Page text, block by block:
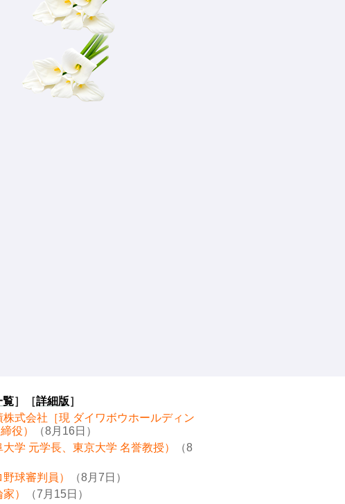
覧］［詳細版］
式会社［現 ダイワボウホールディン
役）
（8月16日）
学 元学長、東京大学 名誉教授）
（8
球審判員）
（8月7日）
）
（7月15日）